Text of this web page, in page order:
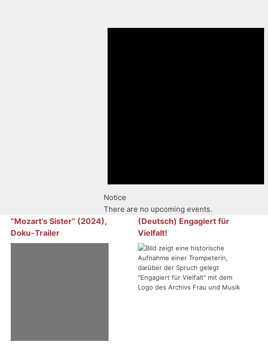
Notice
There are no upcoming events.
“Mozart’s Sister” (2024),
Doku-Trailer
(Deutsch) Engagiert für
Vielfalt!